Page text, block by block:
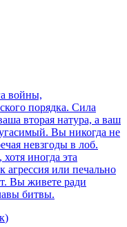
войны,
порядка. Сила
вторая натура, а ваш
Вы никогда не
невзгоды в лоб.
иногда эта
агрессия или печально
Вы живете ради
битвы.
)